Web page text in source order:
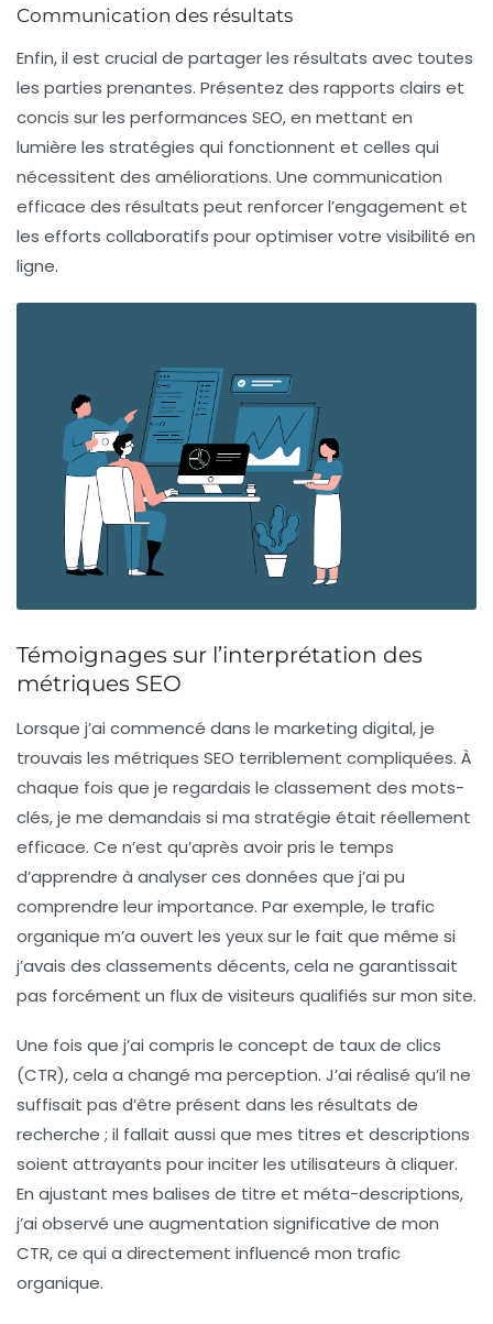
Communication des résultats
Enfin, il est crucial de partager les résultats avec toutes
les parties prenantes. Présentez des rapports clairs et
concis sur les performances SEO, en mettant en
lumière les stratégies qui fonctionnent et celles qui
nécessitent des améliorations. Une communication
efficace des résultats peut renforcer l’engagement et
les efforts collaboratifs pour optimiser votre visibilité en
ligne.
Témoignages sur l’interprétation des
métriques SEO
Lorsque j’ai commencé dans le marketing digital, je
trouvais les métriques SEO terriblement compliquées. À
chaque fois que je regardais le classement des mots-
clés, je me demandais si ma stratégie était réellement
efficace. Ce n’est qu’après avoir pris le temps
d’apprendre à analyser ces données que j’ai pu
comprendre leur importance. Par exemple, le trafic
organique m’a ouvert les yeux sur le fait que même si
j’avais des classements décents, cela ne garantissait
pas forcément un flux de visiteurs qualifiés sur mon site.
Une fois que j’ai compris le concept de taux de clics
(CTR), cela a changé ma perception. J’ai réalisé qu’il ne
suffisait pas d’être présent dans les résultats de
recherche ; il fallait aussi que mes titres et descriptions
soient attrayants pour inciter les utilisateurs à cliquer.
En ajustant mes balises de titre et méta-descriptions,
j’ai observé une augmentation significative de mon
CTR, ce qui a directement influencé mon trafic
organique.